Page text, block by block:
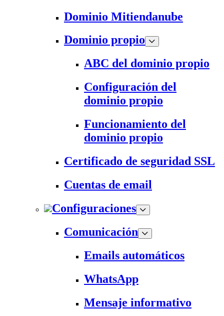
Dominio Mitiendanube
Dominio propio
ABC del dominio propio
Configuración del
dominio propio
Funcionamiento del
dominio propio
Certificado de seguridad SSL
Cuentas de email
Configuraciones
Comunicación
Emails automáticos
WhatsApp
Mensaje informativo